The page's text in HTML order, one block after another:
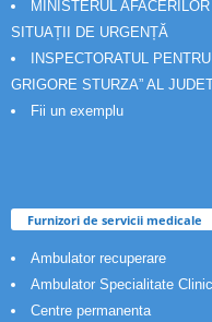
MINISTERUL
SITUAȚII DE URGENȚĂ
INSPECTORATUL
GRIGORE STURZA” AL
Fii un exemplu
Furnizori de servicii medicale
Ambulator recuperare
Ambulator Specialitate Clinic
Centre permanenta